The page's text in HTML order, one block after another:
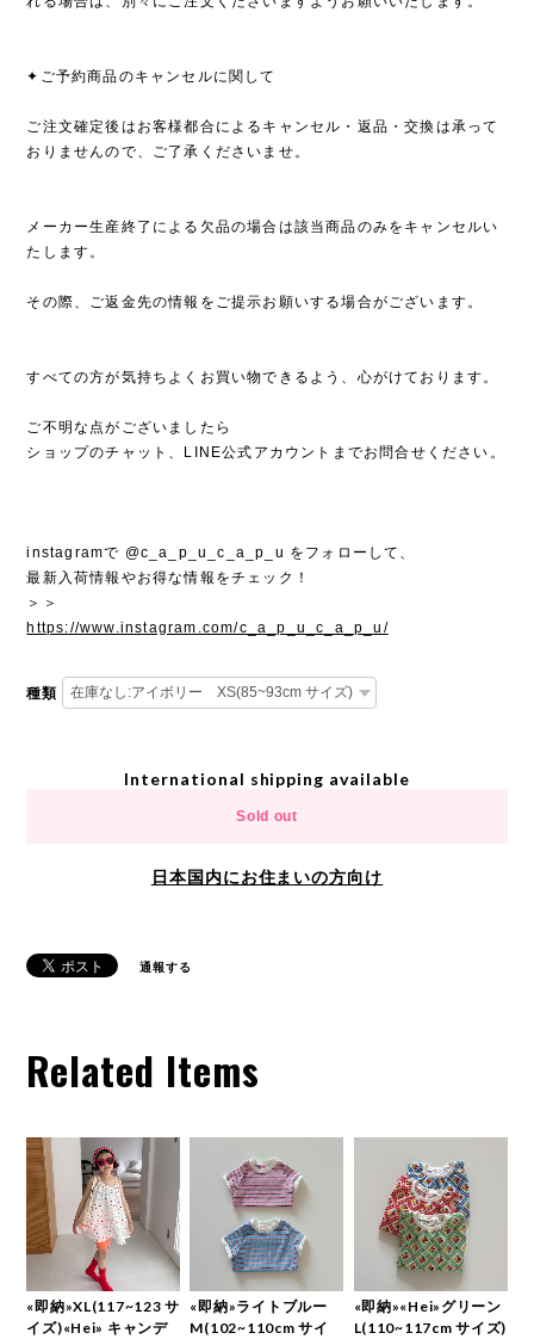
✦ご予約商品のキャンセルに関して
ご注文確定後はお客様都合によるキャンセル・返品・交換は承って
おりませんので、ご了承くださいませ。
メーカー生産終了による欠品の場合は該当商品のみをキャンセルい
たします。
その際、ご返金先の情報をご提示お願いする場合がございます。
すべての方が気持ちよくお買い物できるよう、心がけております。
ご不明な点がございましたら
ショップのチャット、LINE公式アカウントまでお問合せください。
instagramで @c_a_p_u_c_a_p_u をフォローして、
最新入荷情報やお得な情報をチェック！
＞＞
https://www.instagram.com/c_a_p_u_c_a_p_u/
種類
International shipping available
Sold out
日本国内にお住まいの方向け
通報する
Related Items
«即納»XL(117~123 サ
イズ)«Hei» キャンデ
«即納»ライトブルー
M(102~110cm サイ
«即納»«Hei»グリーン
L(110~117cm サイズ)